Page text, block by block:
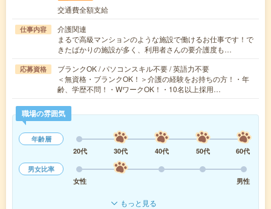
交通費全額支給
仕事内容
介護関連
まるで高級マンションのような施設で働けるお仕事です！で
きたばかりの施設が多く、利用者さんの要介護度も…
応募資格
ブランクOK / パソコンスキル不要 / 英語力不要
＜無資格・ブランクOK！＞介護の経験をお持ちの方！・年
齢、学歴不問！・WワークOK！・10名以上採用…
職場の雰囲気
年齢層
20代
30代 40代 50代
60代
男女比率
女性
男性
もっと見る